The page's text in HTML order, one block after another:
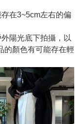
在3~5cm左右的偏
陽光底下拍攝，以
的顏色有可能存在輕